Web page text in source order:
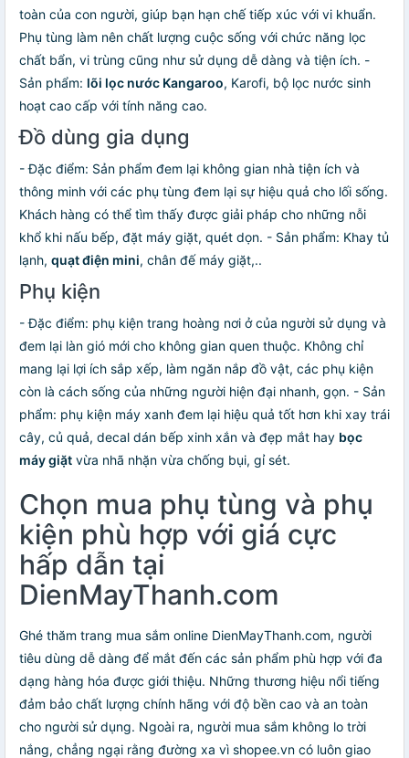
toàn của con người, giúp bạn hạn chế tiếp xúc với vi khuẩn.
Phụ tùng làm nên chất lượng cuộc sống với chức năng lọc
chất bẩn, vi trùng cũng như sử dụng dễ dàng và tiện ích. -
Sản phẩm: lõi lọc nước Kangaroo, Karofi, bộ lọc nước sinh
hoạt cao cấp với tính năng cao.
Đồ dùng gia dụng
- Đặc điểm: Sản phẩm đem lại không gian nhà tiện ích và
thông minh với các phụ tùng đem lại sự hiệu quả cho lối sống.
Khách hàng có thể tìm thấy được giải pháp cho những nỗi
khổ khi nấu bếp, đặt máy giặt, quét dọn. - Sản phẩm: Khay tủ
lạnh, quạt điện mini, chân đế máy giặt,..
Phụ kiện
- Đặc điểm: phụ kiện trang hoàng nơi ở của người sử dụng và
đem lại làn gió mới cho không gian quen thuộc. Không chỉ
mang lại lợi ích sắp xếp, làm ngăn nắp đồ vật, các phụ kiện
còn là cách sống của những người hiện đại nhanh, gọn. - Sản
phẩm: phụ kiện máy xanh đem lại hiệu quả tốt hơn khi xay trái
cây, củ quả, decal dán bếp xinh xắn và đẹp mắt hay bọc
máy giặt vừa nhã nhặn vừa chống bụi, gỉ sét.
Chọn mua phụ tùng và phụ
kiện phù hợp với giá cực
hấp dẫn tại
DienMayThanh.com
Ghé thăm trang mua sắm online DienMayThanh.com, người
tiêu dùng dễ dàng để mắt đến các sản phẩm phù hợp với đa
dạng hàng hóa được giới thiệu. Những thương hiệu nổi tiếng
đảm bảo chất lượng chính hãng với độ bền cao và an toàn
cho người sử dụng. Ngoài ra, người mua sắm không lo trời
nắng, chẳng ngại rằng đường xa vì shopee.vn có luôn giao